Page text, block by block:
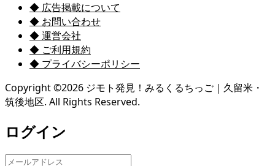
◆ 広告掲載について
◆ お問い合わせ
◆ 運営会社
◆ ご利用規約
◆ プライバシーポリシー
Copyright ©2026 ジモト発見！みるくるちっご｜久留米・
筑後地区. All Rights Reserved.
ログイン